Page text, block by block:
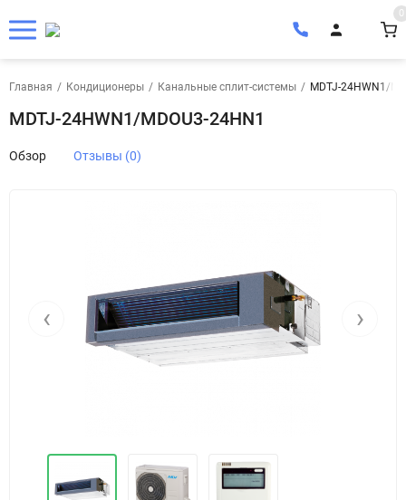
0
Главная / Кондиционеры / Канальные сплит-системы / MDTJ-24HWN1/
MDTJ-24HWN1/MDOU3-24HN1
Обзор Отзывы (0)
‹ ›